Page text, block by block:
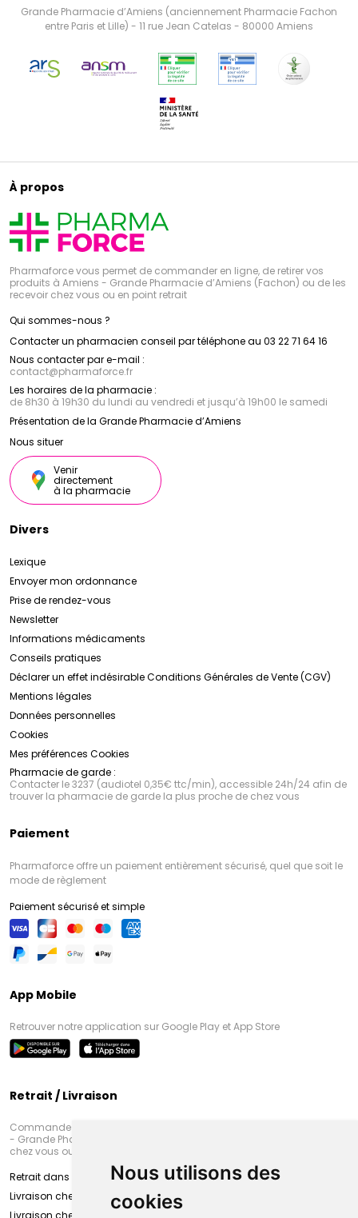
Nous utilisons des
cookies
Grande Pharmacie d’Amiens (anciennement Pharmacie Fachon
entre Paris et Lille) - 11 rue Jean Catelas - 80000 Amiens
À propos
Pharmaforce vous permet de commander en ligne, de retirer vos
produits à Amiens - Grande Pharmacie d’Amiens (Fachon) ou de les
recevoir chez vous ou en point retrait
Qui sommes-nous ?
Contacter un pharmacien conseil par téléphone au 03 22 71 64 16
Nous contacter par e-mail :
contact@pharmaforce.fr
Les horaires de la pharmacie :
de 8h30 à 19h30 du lundi au vendredi et jusqu’à 19h00 le samedi
Présentation de la Grande Pharmacie d’Amiens
Nous situer
Venir
directement
à la pharmacie
Divers
Lexique
Envoyer mon ordonnance
Prise de rendez-vous
Newsletter
Informations médicaments
Conseils pratiques
Déclarer un effet indésirableConditions Générales de Vente (CGV)
Mentions légales
Données personnelles
Cookies
Mes préférences Cookies
Pharmacie de garde :
Contacter le 3237 (audiotel 0,35€ ttc/min), accessible 24h/24 afin de
trouver la pharmacie de garde la plus proche de chez vous
Paiement
Pharmaforce offre un paiement entièrement sécurisé, quel que soit le
mode de règlement
Paiement sécurisé et simple
App Mobile
Retrouver notre application sur Google Play et App Store
Retrait / Livraison
Commandez en ligne et venez chercher votre commande à Amiens
- Grande Pharmacie d’Amiens (Fachon) ou recevez-là rapidement
chez vous ou en point retrait
Retrait dans la pharmacie d’Amiens
Livraison chez vous
Livraison chez votre commerçant